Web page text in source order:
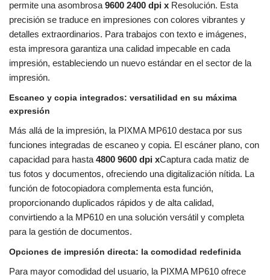
permite una asombrosa 9600 2400 dpi x Resolución. Esta
precisión se traduce en impresiones con colores vibrantes y
detalles extraordinarios. Para trabajos con texto e imágenes,
esta impresora garantiza una calidad impecable en cada
impresión, estableciendo un nuevo estándar en el sector de la
impresión.
Escaneo y copia integrados: versatilidad en su máxima
expresión
Más allá de la impresión, la PIXMA MP610 destaca por sus
funciones integradas de escaneo y copia. El escáner plano, con
capacidad para hasta 4800 9600 dpi xCaptura cada matiz de
tus fotos y documentos, ofreciendo una digitalización nítida. La
función de fotocopiadora complementa esta función,
proporcionando duplicados rápidos y de alta calidad,
convirtiendo a la MP610 en una solución versátil y completa
para la gestión de documentos.
Opciones de impresión directa: la comodidad redefinida
Para mayor comodidad del usuario, la PIXMA MP610 ofrece